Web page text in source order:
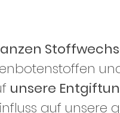
unsere
auf unsere